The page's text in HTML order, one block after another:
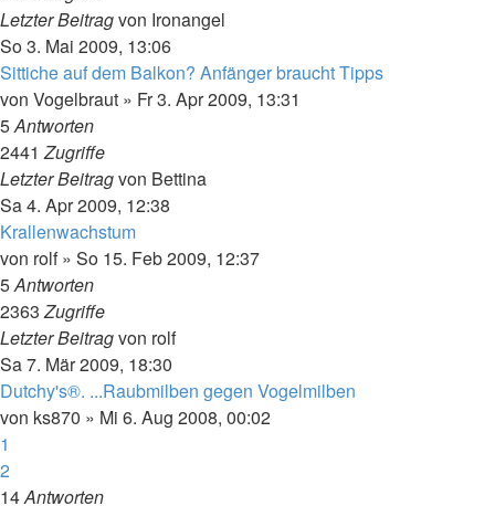
Letzter Beitragvon Ironangel
So 3. Mai 2009, 13:06
Sittiche auf dem Balkon? Anfänger braucht Tipps
von Vogelbraut » Fr 3. Apr 2009, 13:31
5Antworten
2441Zugriffe
Letzter Beitragvon Bettina
Sa 4. Apr 2009, 12:38
Krallenwachstum
von rolf» So 15. Feb 2009, 12:37
5Antworten
2363Zugriffe
Letzter Beitragvon rolf
Sa 7. Mär 2009, 18:30
Dutchy's®. ...Raubmilben gegen Vogelmilben
von ks870 » Mi 6. Aug 2008, 00:02
1
2
14Antworten